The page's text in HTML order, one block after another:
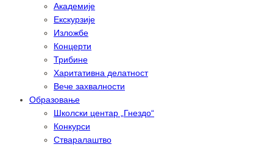
Академије
Екскурзије
Изложбе
Концерти
Трибине
Харитативна делатност
Вече захвалности
Образовање
Школски центар „Гнездо“
Конкурси
Стваралаштво